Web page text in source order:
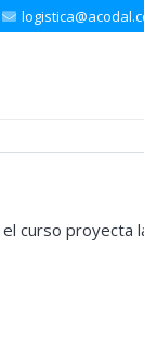
curso proyecta